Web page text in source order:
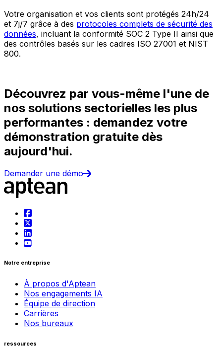
Votre organisation et vos clients sont protégés 24h/24
et 7j/7 grâce à des protocoles complets de sécurité des
données, incluant la conformité SOC 2 Type II ainsi que
des contrôles basés sur les cadres ISO 27001 et NIST
800.
Découvrez par vous-même l'une de
nos solutions sectorielles les plus
performantes : demandez votre
démonstration gratuite dès
aujourd'hui.
Demander une démo
Notre entreprise
À propos d'Aptean
Nos engagements IA
Équipe de direction
Carrières
Nos bureaux
ressources